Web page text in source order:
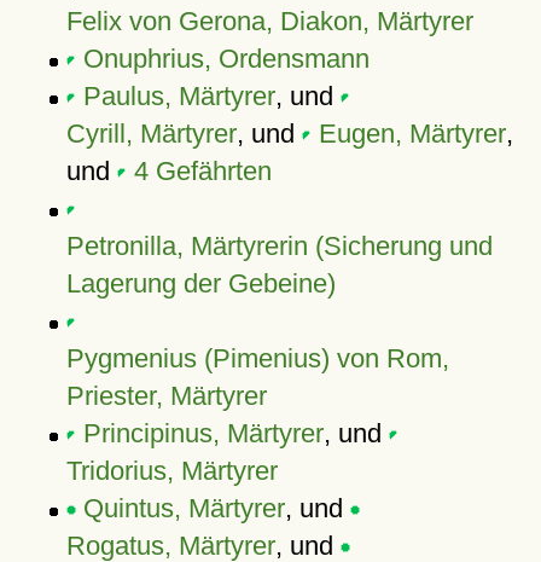
Felix von Gerona, Diakon, Märtyrer
Onuphrius, Ordensmann
Paulus, Märtyrer, und
Cyrill, Märtyrer, und Eugen, Märtyrer,
und
4 Gefährten
Petronilla, Märtyrerin (Sicherung und
Lagerung der Gebeine)
Pygmenius (Pimenius) von Rom,
Priester, Märtyrer
Principinus, Märtyrer, und
Tridorius, Märtyrer
Quintus, Märtyrer, und
Rogatus, Märtyrer, und